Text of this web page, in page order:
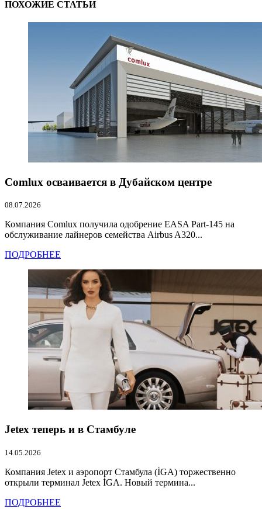
ПОХОЖИЕ СТАТЬИ
Comlux осваивается в Дубайском центре
08.07.2026
Компания Comlux получила одобрение EASA Part-145 на
обслуживание лайнеров семейства Airbus A320...
ПОДРОБНЕЕ
Jetex теперь и в Стамбуле
14.05.2026
Компания Jetex и аэропорт Стамбула (İGA) торжественно
открыли терминал Jetex İGA. Новый термина...
ПОДРОБНЕЕ